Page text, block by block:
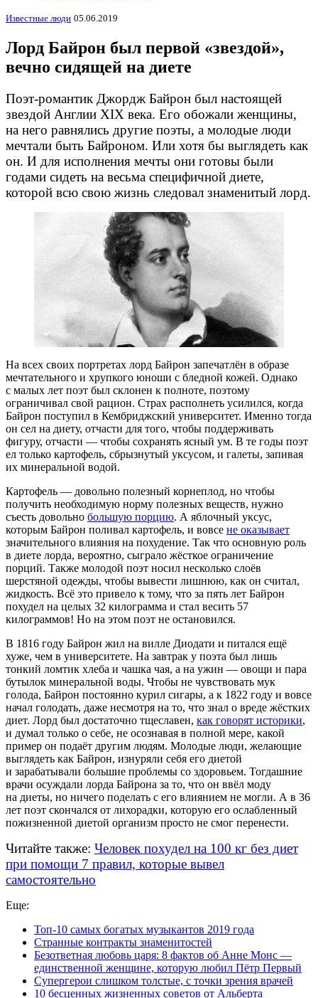
Известные люди 05.06.2019
Лорд Байрон был первой «звездой»,
вечно сидящей на диете
Поэт-романтик Джордж Байрон был настоящей
звездой Англии XIX века. Его обожали женщины,
на него равнялись другие поэты, а молодые люди
мечтали быть Байроном. Или хотя бы выглядеть как
он. И для исполнения мечты они готовы были
годами сидеть на весьма специфичной диете,
которой всю свою жизнь следовал знаменитый лорд.
На всех своих портретах лорд Байрон запечатлён в образе
мечтательного и хрупкого юноши с бледной кожей. Однако
с малых лет поэт был склонен к полноте, поэтому
ограничивал свой рацион. Страх располнеть усилился, когда
Байрон поступил в Кембриджский университет. Именно тогда
он сел на диету, отчасти для того, чтобы поддерживать
фигуру, отчасти — чтобы сохранять ясный ум. В те годы поэт
ел только картофель, сбрызнутый уксусом, и галеты, запивая
их минеральной водой.
Картофель — довольно полезный корнеплод, но чтобы
получить необходимую норму полезных веществ, нужно
съесть довольно большую порцию. А яблочный уксус,
которым Байрон поливал картофель, и вовсе не оказывает
значительного влияния на похудение. Так что основную роль
в диете лорда, вероятно, сыграло жёсткое ограничение
порций. Также молодой поэт носил несколько слоёв
шерстяной одежды, чтобы вывести лишнюю, как он считал,
жидкость. Всё это привело к тому, что за пять лет Байрон
похудел на целых 32 килограмма и стал весить 57
килограммов! Но на этом поэт не остановился.
В 1816 году Байрон жил на вилле Диодати и питался ещё
хуже, чем в университете. На завтрак у поэта был лишь
тонкий ломтик хлеба и чашка чая, а на ужин — овощи и пара
бутылок минеральной воды. Чтобы не чувствовать мук
голода, Байрон постоянно курил сигары, а к 1822 году и вовсе
начал голодать, даже несмотря на то, что знал о вреде жёстких
диет. Лорд был достаточно тщеславен, как говорят историки,
и думал только о себе, не осознавая в полной мере, какой
пример он подаёт другим людям. Молодые люди, желающие
выглядеть как Байрон, изнуряли себя его диетой
и зарабатывали большие проблемы со здоровьем. Тогдашние
врачи осуждали лорда Байрона за то, что он ввёл моду
на диеты, но ничего поделать с его влиянием не могли. А в 36
лет поэт скончался от лихорадки, которую его ослабленный
пожизненной диетой организм просто не смог перенести.
Читайте также: Человек похудел на 100 кг без диет
при помощи 7 правил, которые вывел
самостоятельно
Еще:
Топ-10 самых богатых музыкантов 2019 года
Странные контракты знаменитостей
Безответная любовь царя: 8 фактов об Анне Монс —
единственной женщине, которую любил Пётр Первый
Супергерои слишком толстые, с точки зрения врачей
10 бесценных жизненных советов от Альберта